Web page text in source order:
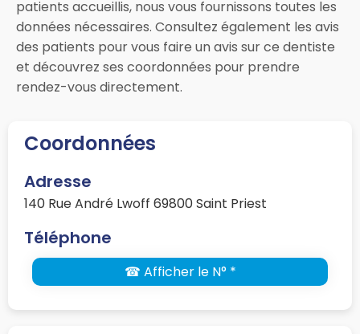
patients accueillis, nous vous fournissons toutes les
données nécessaires. Consultez également les avis
des patients pour vous faire un avis sur ce dentiste
et découvrez ses coordonnées pour prendre
rendez-vous directement.
Coordonnées
Adresse
140 Rue André Lwoff 69800 Saint Priest
Téléphone
☎ Afficher le N° *